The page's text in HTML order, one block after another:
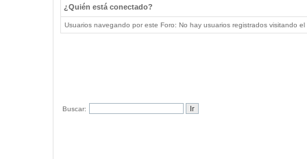
¿Quién está conectado?
Usuarios navegando por este Foro: No hay usuarios registrados visitando
Buscar: